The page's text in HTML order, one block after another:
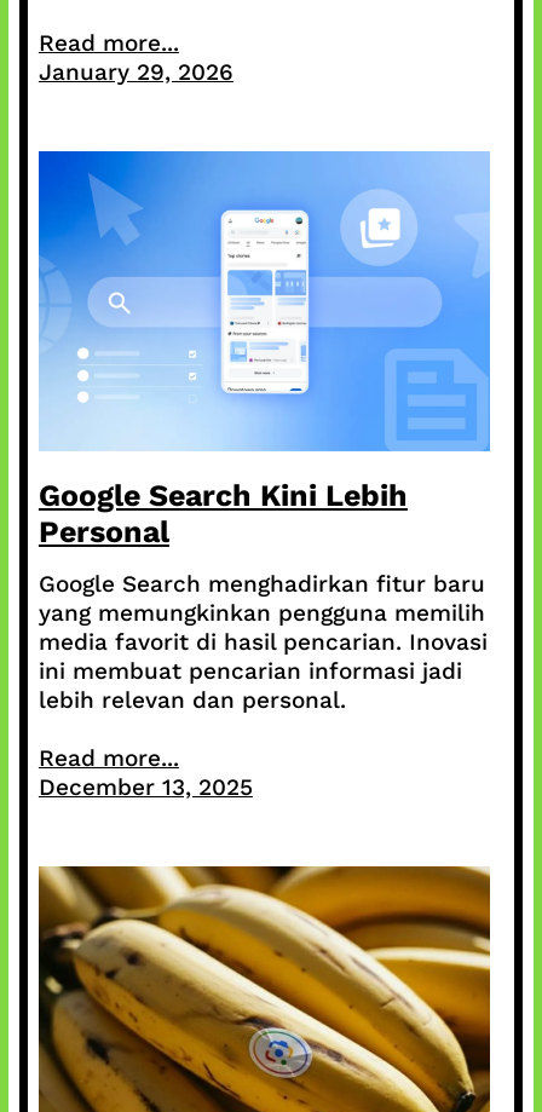
Read more...
January 29, 2026
Google Search Kini Lebih
Personal
Google Search menghadirkan fitur baru
yang memungkinkan pengguna memilih
media favorit di hasil pencarian. Inovasi
ini membuat pencarian informasi jadi
lebih relevan dan personal.
Read more...
December 13, 2025